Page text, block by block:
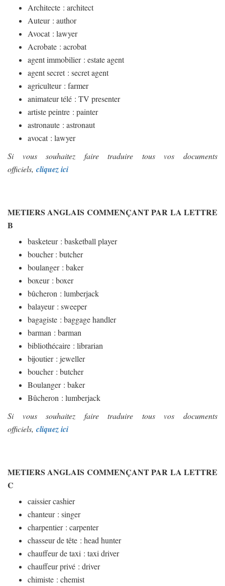
Architecte : architect
Auteur : author
Avocat : lawyer
Acrobate : acrobat
agent immobilier : estate agent
agent secret : secret agent
agriculteur : farmer
animateur télé : TV presenter
artiste peintre : painter
astronaute : astronaut
avocat : lawyer
Si vous souhaitez faire traduire tous vos documents
officiels, cliquez ici
METIERS ANGLAIS COMMENÇANT PAR LA LETTRE
B
basketeur : basketball player
boucher : butcher
boulanger : baker
boxeur : boxer
bûcheron : lumberjack
balayeur : sweeper
bagagiste : baggage handler
barman : barman
bibliothécaire : librarian
bijoutier : jeweller
boucher : butcher
Boulanger : baker
Bûcheron : lumberjack
Si vous souhaitez faire traduire tous vos documents
officiels, cliquez ici
METIERS ANGLAIS COMMENÇANT PAR LA LETTRE
C
caissier cashier
chanteur : singer
charpentier : carpenter
chasseur de tête : head hunter
chauffeur de taxi : taxi driver
chauffeur privé : driver
chimiste : chemist